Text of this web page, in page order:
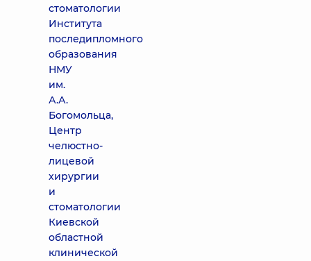
стоматологии
Института
последипломного
образования
НМУ
им.
А.А.
Богомольца,
Центр
челюстно-
лицевой
хирургии
и
стоматологии
Киевской
областной
клинической